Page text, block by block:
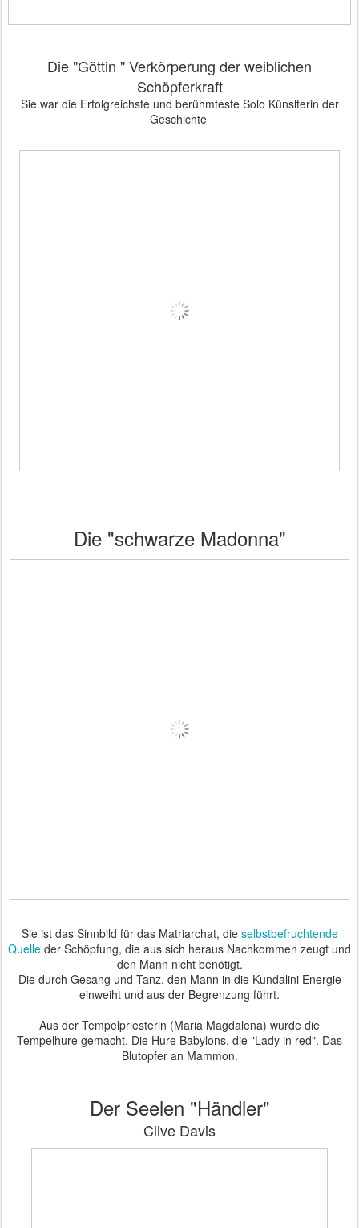
Die "Göttin " Verkörperung der weiblichen
Schöpferkraft
Sie war die Erfolgreichste und berühmteste Solo Künslterin der
Geschichte
Die "schwarze Madonna"
Sie ist das Sinnbild für das Matriarchat, die selbstbefruchtende
Quelle der Schöpfung, die aus sich heraus Nachkommen zeugt und
den Mann nicht benötigt.
Die durch Gesang und Tanz, den Mann in die Kundalini Energie
einweiht und aus der Begrenzung führt.
Aus der Tempelpriesterin (Maria Magdalena) wurde die
Tempelhure gemacht. Die Hure Babylons, die "Lady in red". Das
Blutopfer an Mammon.
Der Seelen "Händler"
Clive Davis